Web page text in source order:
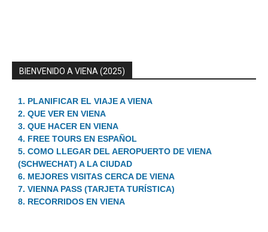
BIENVENIDO A VIENA (2025)
1. PLANIFICAR EL VIAJE A VIENA
2. QUE VER EN VIENA
3. QUE HACER EN VIENA
4. FREE TOURS EN ESPAÑOL
5. COMO LLEGAR DEL AEROPUERTO DE VIENA
(SCHWECHAT) A LA CIUDAD
6. MEJORES VISITAS CERCA DE VIENA
7. VIENNA PASS (TARJETA TURÍSTICA)
8. RECORRIDOS EN VIENA